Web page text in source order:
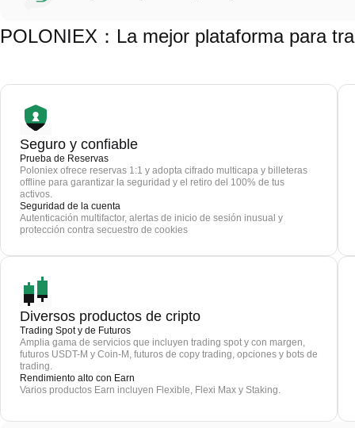
POLONIEX：La mejor plataforma para
Seguro y confiable
Prueba de Reservas
Poloniex ofrece reservas 1:1 y adopta cifrado multicapa y billeteras
offline para garantizar la seguridad y el retiro del 100% de tus
activos.
Seguridad de la cuenta
Autenticación multifactor, alertas de inicio de sesión inusual y
protección contra secuestro de cookies
Diversos productos de cripto
Trading Spot y de Futuros
Amplia gama de servicios que incluyen trading spot y con margen,
futuros USDT-M y Coin-M, futuros de copy trading, opciones y bots de
trading.
Rendimiento alto con Earn
Varios productos Earn incluyen Flexible, Flexi Max y Staking.